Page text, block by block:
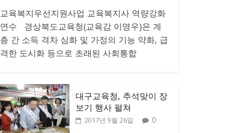
교육복지우선지원사업 교육복지사 역량강화
연수 경상북도교육청(교육감 이영우)은 계
층 간 소득 격차 심화 및 가정의 기능 약화, 급
격한 도시화 등으로 초래된 사회통합
대구교육청, 추석맞이 장
보기 행사 펼쳐
2017년 9월 26일 0